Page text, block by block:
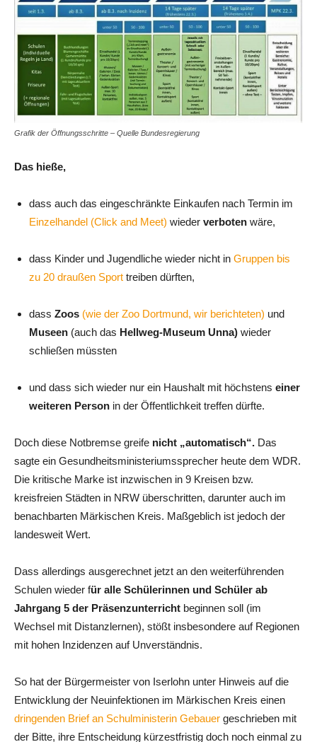
Grafik der Öffnungsschritte – Quelle Bundesregierung
Das hieße,
dass auch das eingeschränkte Einkaufen nach Termin im
Einzelhandel (Click and Meet) wieder verboten wäre,
dass Kinder und Jugendliche wieder nicht in Gruppen bis
zu 20 draußen Sport treiben dürften,
dass Zoos (wie der Zoo Dortmund, wir berichteten) und
Museen (auch das Hellweg-Museum Unna) wieder
schließen müssten
und dass sich wieder nur ein Haushalt mit höchstens einer
weiteren Person in der Öffentlichkeit treffen dürfte.
Doch diese Notbremse greife nicht „automatisch“. Das
sagte ein Gesundheitsministeriumssprecher heute dem WDR.
Die kritische Marke ist inzwischen in 9 Kreisen bzw.
kreisfreien Städten in NRW überschritten, darunter auch im
benachbarten Märkischen Kreis. Maßgeblich ist jedoch der
landesweit Wert.
Dass allerdings ausgerechnet jetzt an den weiterführenden
Schulen wieder für alle Schülerinnen und Schüler ab
Jahrgang 5 der Präsenzunterricht beginnen soll (im
Wechsel mit Distanzlernen), stößt insbesondere auf Regionen
mit hohen Inzidenzen auf Unverständnis.
So hat der Bürgermeister von Iserlohn unter Hinweis auf die
Entwicklung der Neuinfektionen im Märkischen Kreis einen
dringenden Brief an Schulministerin Gebauer geschrieben mit
der Bitte, ihre Entscheidung kürzestfristig doch noch einmal zu